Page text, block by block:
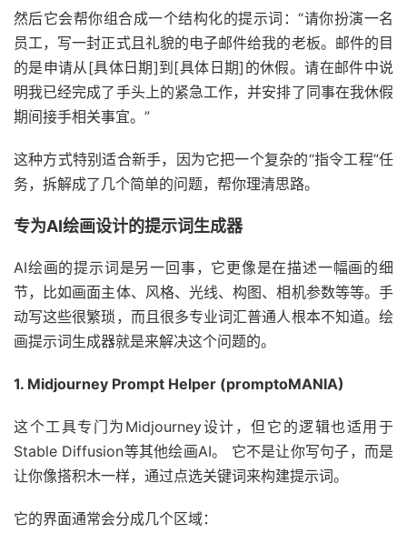
然后它会帮你组合成一个结构化的提示词：“请你扮演一名
员工，写一封正式且礼貌的电子邮件给我的老板。邮件的目
的是申请从[具体日期]到[具体日期]的休假。请在邮件中说
明我已经完成了手头上的紧急工作，并安排了同事在我休假
期间接手相关事宜。”
这种方式特别适合新手，因为它把一个复杂的“指令工程”任
务，拆解成了几个简单的问题，帮你理清思路。
专为AI绘画设计的提示词生成器
AI绘画的提示词是另一回事，它更像是在描述一幅画的细
节，比如画面主体、风格、光线、构图、相机参数等等。手
动写这些很繁琐，而且很多专业词汇普通人根本不知道。绘
画提示词生成器就是来解决这个问题的。
1. Midjourney Prompt Helper (promptoMANIA)
这个工具专门为Midjourney设计，但它的逻辑也适用于
Stable Diffusion等其他绘画AI。 它不是让你写句子，而是
让你像搭积木一样，通过点选关键词来构建提示词。
它的界面通常会分成几个区域：